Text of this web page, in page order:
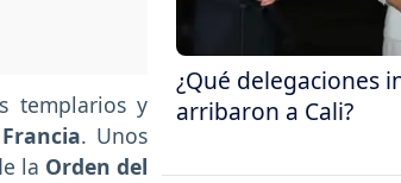
templarios y
. Unos
la Orden del
¿Qué delegaciones
arribaron a Cali?